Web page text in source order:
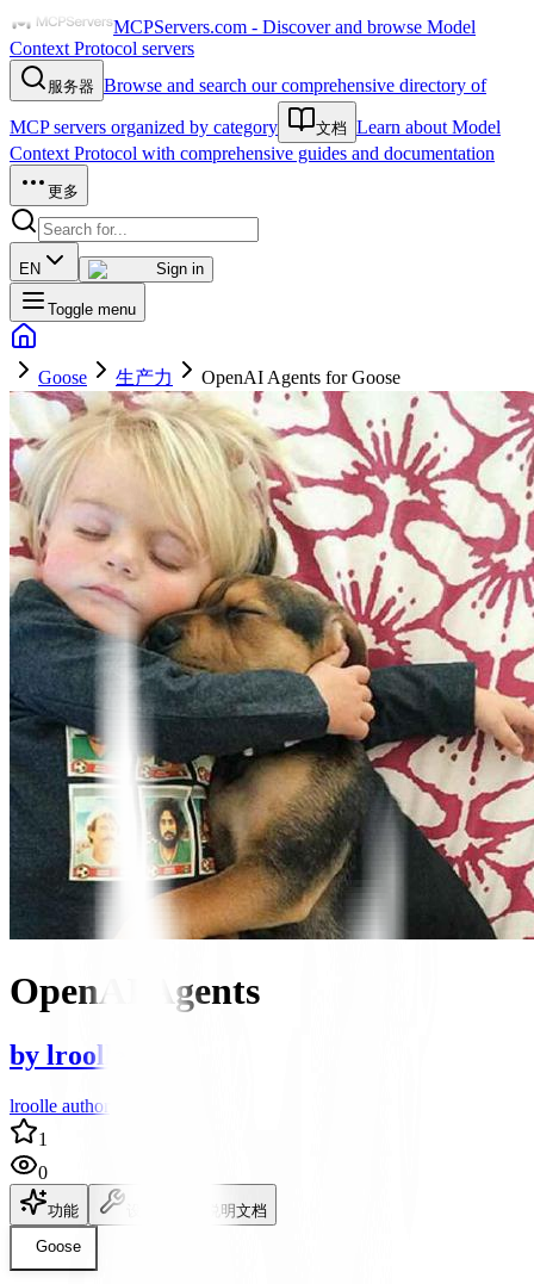
MCPServers.com - Discover and browse Model
Context Protocol servers
服务器 Browse and search our comprehensive directory of
MCP servers organized by category 文档 Learn about Model
Context Protocol with comprehensive guides and documentation
更多
EN Sign in
Toggle menu
Goose 生产力 OpenAI Agents for Goose
OpenAI Agents
by lroolle
lroolle author
1
0
功能
说明文档
Goose